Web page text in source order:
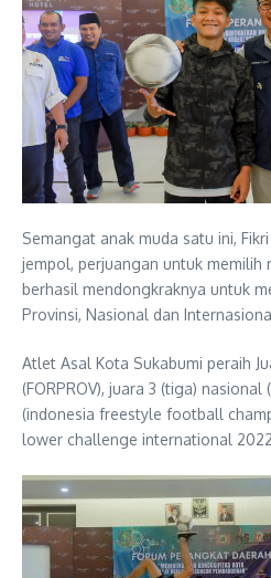
Semangat anak muda satu ini,
jempol, perjuangan untuk memilih
berhasil mendongkraknya untuk
Provinsi, Nasional dan
Atlet Asal Kota Sukabumi peraih
(FORPROV), juara 3 (tiga) nasional
(indonesia freestyle football
lower challenge international